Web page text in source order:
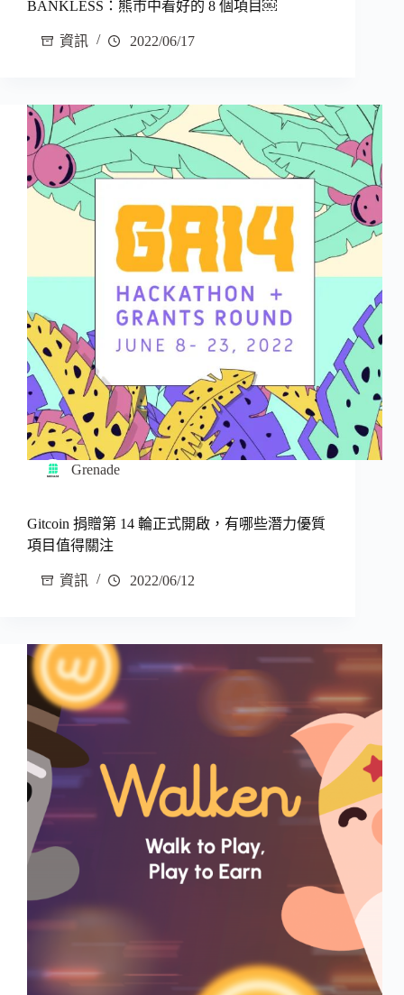
BANKLESS：熊市中看好的 8 個項目￼
資訊 2022/06/17
Grenade
Gitcoin 捐贈第 14 輪正式開啟，有哪些潛力優質
項目值得關注
資訊 2022/06/12